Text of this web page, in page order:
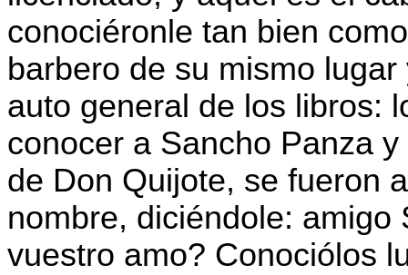
conociéronle tan bien
barbero de su mismo
auto general de los libros:
conocer a Sancho Panza
de Don Quijote, se fueron
nombre, diciéndole:
vuestro amo? Conociólos